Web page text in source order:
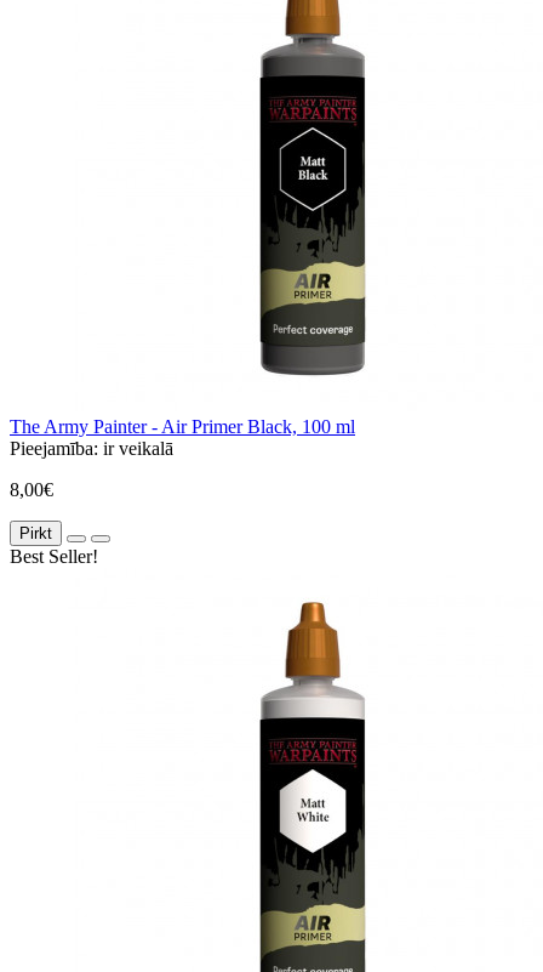
The Army Painter - Air Primer Black, 100 ml
Pieejamība: ir veikalā
8,00€
Pirkt
Best Seller!